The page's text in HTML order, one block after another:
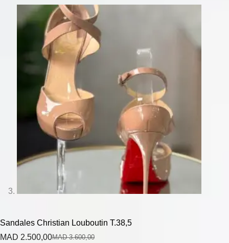
Sandales Christian Louboutin T.38,5
MAD3.600,00
MAD 2.500,00